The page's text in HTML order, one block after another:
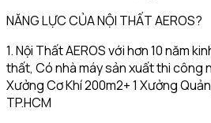
NĂNG LỰC CỦA NỘI THẤT AEROS?
1. Nội Thất AEROS với hơn 10 năm
thất, Có nhà máy sản xuất thi công
Xưởng Cơ Khí 200m2+ 1 Xưởng
TP.HCM